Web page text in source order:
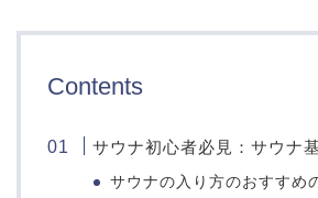
Contents
サウナ初心者必見：サウナ
サウナの入り方のおすすめ